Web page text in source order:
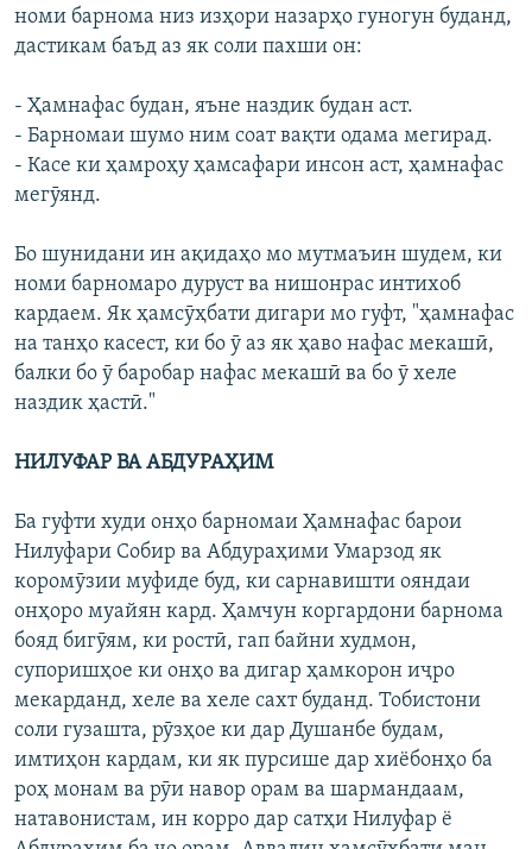
номи барнома низ изҳори назарҳо гуногун буданд,
дастикам баъд аз як соли пахши он:
- Ҳамнафас будан, яъне наздик будан аст.
- Барномаи шумо ним соат вақти одама мегирад.
- Касе ки ҳамроҳу ҳамсафари инсон аст, ҳамнафас
мегӯянд.
Бо шунидани ин ақидаҳо мо мутмаъин шудем, ки
номи барномаро дуруст ва нишонрас интихоб
кардаем. Як ҳамсӯҳбати дигари мо гуфт, "ҳамнафас
на танҳо касест, ки бо ӯ аз як ҳаво нафас мекашӣ,
балки бо ӯ баробар нафас мекашӣ ва бо ӯ хеле
наздик ҳастӣ."
НИЛУФАР ВА АБДУРАҲИМ
Ба гуфти худи онҳо барномаи Ҳамнафас барои
Нилуфари Собир ва Абдураҳими Умарзод як
коромӯзии муфиде буд, ки сарнавишти ояндаи
онҳоро муайян кард. Ҳамчун коргардони барнома
бояд бигӯям, ки ростӣ, гап байни худмон,
супоришҳое ки онҳо ва дигар ҳамкорон иҷро
мекарданд, хеле ва хеле сахт буданд. Тобистони
соли гузашта, рӯзҳое ки дар Душанбе будам,
имтиҳон кардам, ки як пурсише дар хиёбонҳо ба
роҳ монам ва рӯи навор орам ва шармандаам,
натавонистам, ин корро дар сатҳи Нилуфар ё